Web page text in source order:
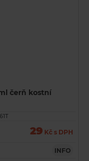
čerň kostní
29 Kč s DPH
INFO